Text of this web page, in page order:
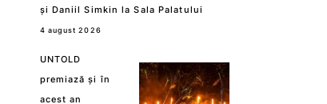
și Daniil Simkin la Sala Palatului
4 august 2026
UNTOLD
premiază și în
acest an